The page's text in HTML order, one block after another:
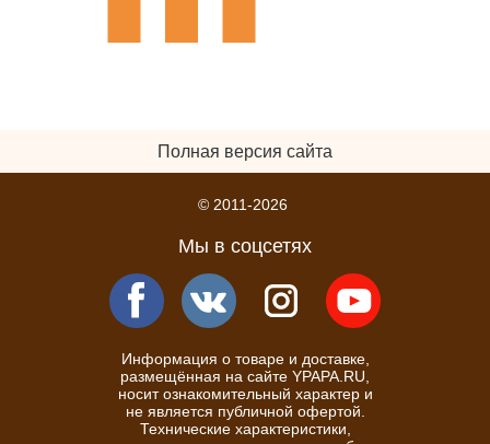
Полная версия сайта
© 2011-2026
Мы в соцсетях
Информация о товаре и доставке,
размещённая на сайте YPAPA.RU,
носит ознакомительный характер и
не является публичной офертой.
Технические характеристики,